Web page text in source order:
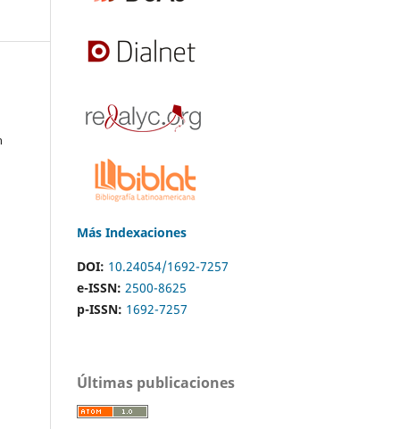
Más Indexaciones
DOI: 10.24054/1692-7257
e-ISSN: 2500-8625
p-ISSN: 1692-7257
Últimas publicaciones